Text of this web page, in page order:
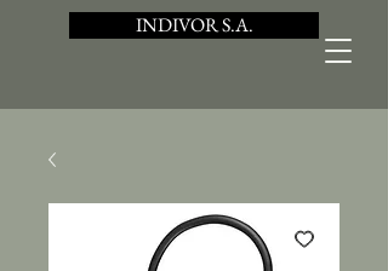
INDIVOR S.A.